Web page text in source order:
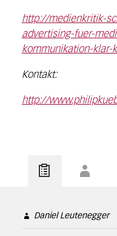
http://medienkritik-
advertising-fuer-
kommunikation-klar-
Kontakt:
http://
Daniel Leutenegger